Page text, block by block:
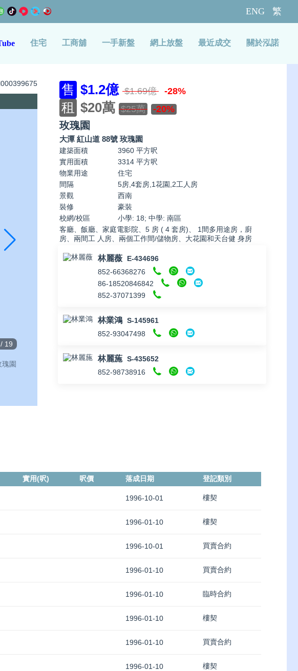
ENG 繁
住宅 工商舖 一手新盤 網上放盤 最近成交 關於泓諾
/ 19
售 $1.2億 $1.69億 -28%
租 $20萬 $25萬 -20%
玫瑰園
大潭 紅山道 88號 玫瑰園
建築面積
3960 平方呎
實用面積
3314 平方呎
物業用途
住宅
間隔
5房,4套房,1花園,2工人房
景觀
西南
裝修
豪裝
校網/校區
小學: 18; 中學: 南區
客廳、飯廳、家庭電影院、5 房 ( 4 套房)、 1間多用途房，廚
房、兩間工 人房、兩個工作間/儲物房、大花園和天台健 身房
林麗薇 E-434696
852-66368276
86-18520846842
852-37071399
林業鴻 S-145961
852-93047498
林麗葹 S-435652
852-98738916
實用(呎) 呎價 落成日期 登記類別
1996-10-01 樓契
1996-01-10 樓契
1996-10-01 買賣合約
1996-01-10 買賣合約
1996-01-10 臨時合約
1996-01-10 樓契
1996-01-10 買賣合約
1996-01-10 樓契